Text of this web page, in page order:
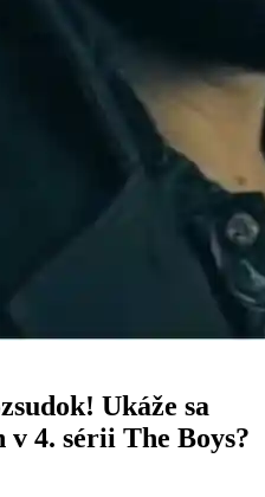
Ukáže sa
4. sérii The Boys?